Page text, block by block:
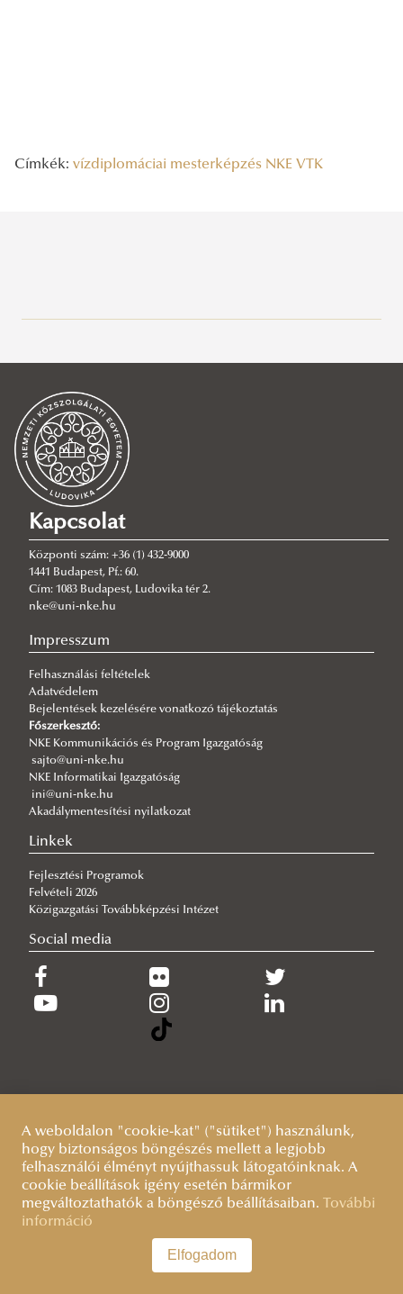
Harmincnyolc NKE-s hallgató fejezte be a tartalékos alapkiképzést
2026/08/06
A vízgazdálkodás jövőjét írják
2026/08/06
Rendszeresség, mértékletesség, elfogadás – Gólyatábor 2026
2026/08/03
Az NKE energiatakarékossággal kapcsolatos átmeneti intézkedései
2026/08/03
A jó kormányzás érdeke, hogy mindenütt ugyanolyan szakmai
színvonalon működjék
Még nem késő jelentkezni a KTI szakirányú továbbképzéseire
2026/07/31
Fordulat jöhet: megszűnhet a hatóság előtti hazugság
2026/07/30
Q-s/D-s pályázati felhívás
2026/07/30
Új esély a továbbtanulásra: válaszd az NKE-t a pótfelvételin!
2026/07/29
A gyermek mindenek felett
Címkék: vízdiplomáciai mesterképzés NKE VTK
Kapcsolat
Központi szám: +36 (1) 432-9000
1441 Budapest, Pf.: 60.
Cím: 1083 Budapest, Ludovika tér 2.
nke@uni-nke.hu
Impresszum
Felhasználási feltételek
Adatvédelem
Bejelentések kezelésére vonatkozó tájékoztatás
Főszerkesztő:
NKE Kommunikációs és Program Igazgatóság
sajto@uni-nke.hu
NKE Informatikai Igazgatóság
ini@uni-nke.hu
Akadálymentesítési nyilatkozat
Linkek
Fejlesztési Programok
Felvételi 2026
Közigazgatási Továbbképzési Intézet
Social media
A weboldalon "cookie-kat" ("sütiket") használunk,
hogy biztonságos böngészés mellett a legjobb
felhasználói élményt nyújthassuk látogatóinknak. A
cookie beállítások igény esetén bármikor
megváltoztathatók a böngésző beállításaiban.
További
információ
Elfogadom